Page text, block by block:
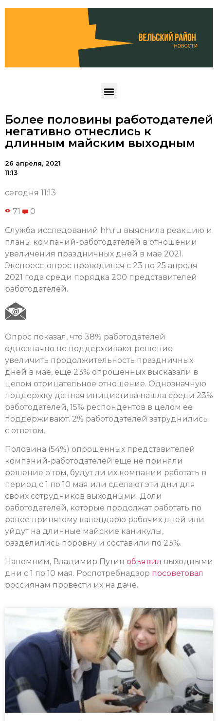
Более половины работодателей
негативно отнеслись к
длинным майским выходным
26 апреля, 2021
11:13
сегодня 11:13
71 0
Служба исследований hh.ru выяснила реакцию и
планы компаний-работодателей в отношении
увеличения праздничных дней в мае 2021.
Экспресс-опрос проводился с 23 по 25 апреля
2021 года среди порядка 200 представителей
работодателей.
Опрос показал, что 38% работодателей
однозначно не поддерживают решение
увеличить продолжительность праздничных
дней в мае, еще 23% опрошенных высказали в
целом отрицательное отношение. Однозначную
поддержку данная инициатива нашла среди 23%
работодателей, 15% респондентов в целом ее
поддерживают. 2% работодателей затруднились
с ответом.
Половина (54%) опрошенных представителей
компаний-работодателей еще не приняли
решение о том, будут ли их компании работать в
период с 1 по 10 мая или сделают эти дни для
своих сотрудников выходными. Доли
работодателей, которые продолжат работать по
ранее принятому календарю рабочих дней или
уйдут на длинные майские каникулы,
разделились поровну и составили по 23%.
Напомним, Владимир Путин объявил выходными
дни с 1 по 10 мая. Роспотребнадзор посоветовал
россиянам провести их на даче.